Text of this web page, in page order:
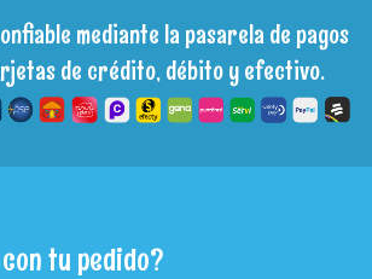
mediante la pasarela de pagos
de crédito, débito y efectivo.
tu pedido?